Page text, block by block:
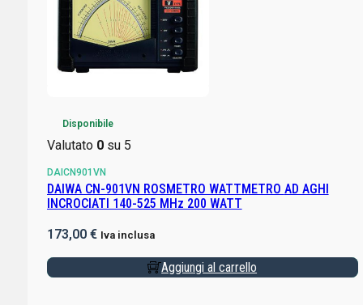
Disponibile
Valutato 0su 5
DAICN901VN
DAIWA CN-901VN ROSMETRO WATTMETRO AD AGHI
INCROCIATI 140-525 MHz 200 WATT
173,00 € Iva inclusa
Aggiungi al carrello